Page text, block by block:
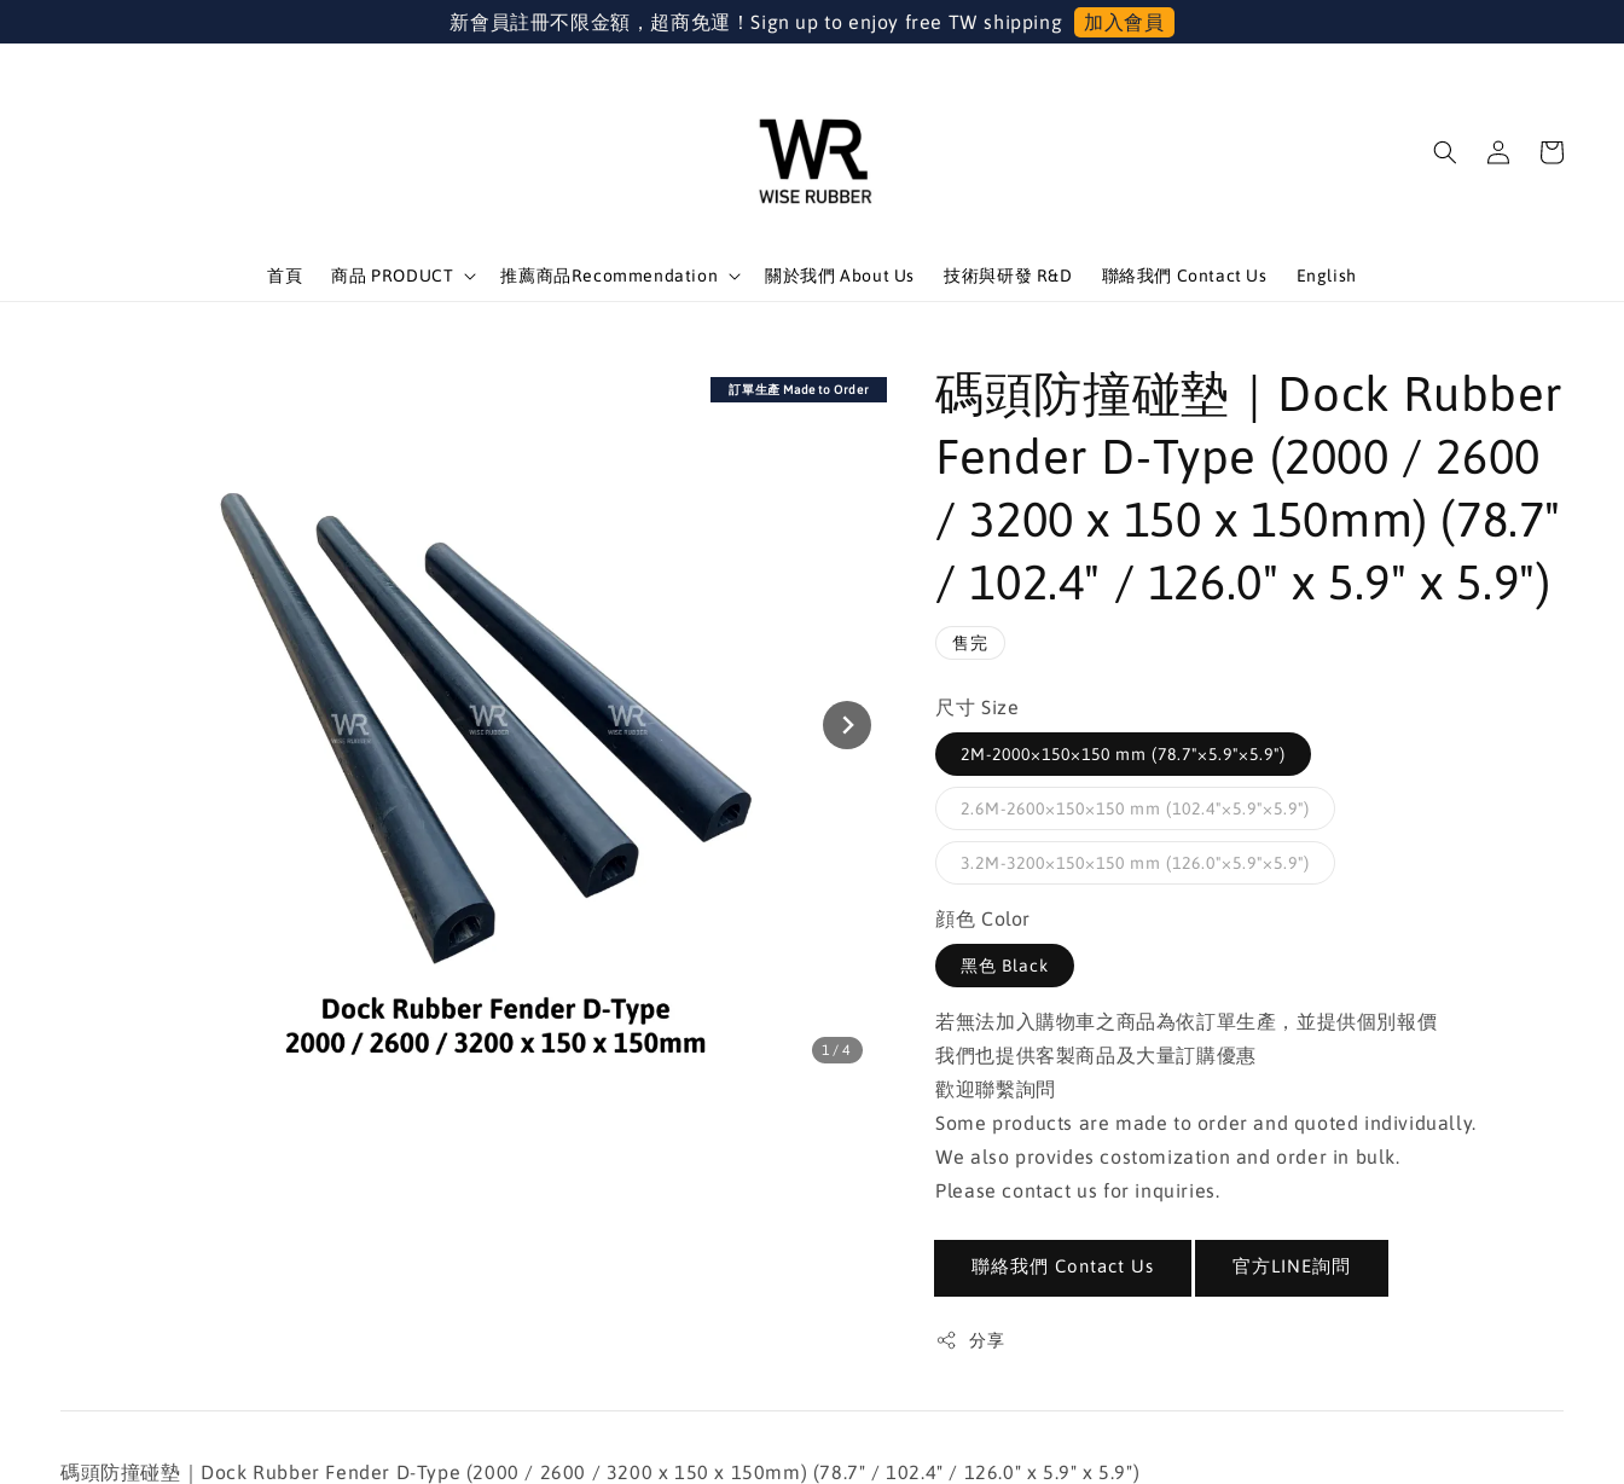
新會員註冊不限金額，超商免運！Sign up to enjoy free TW shipping 加入會員
首頁 商品 PRODUCT 推薦商品Recommendation 關於我們 About Us 技術與研發 R&D 聯絡我們 Contact Us English
1 /4
訂單生產 Made to Order
碼頭防撞碰墊｜Dock Rubber
Fender D-Type (2000 / 2600
/ 3200 x 150 x 150mm) (78.7"
/ 102.4" / 126.0" x 5.9" x 5.9")
售完
尺寸 Size
2M-2000×150×150 mm (78.7"×5.9"×5.9")
2.6M-2600×150×150 mm (102.4"×5.9"×5.9")
3.2M-3200×150×150 mm (126.0"×5.9"×5.9")
顔色 Color
黑色 Black
若無法加入購物車之商品為依訂單生產，並提供個別報價
我們也提供客製商品及大量訂購優惠
歡迎聯繫詢問
Some products are made to order and quoted individually.
We also provides costomization and order in bulk.
Please contact us for inquiries.
聯絡我們 Contact Us 官方LINE詢問
分享
碼頭防撞碰墊｜Dock Rubber Fender D-Type (2000 / 2600 / 3200 x 150 x 150mm) (78.7" / 102.4" / 126.0" x 5.9" x 5.9")